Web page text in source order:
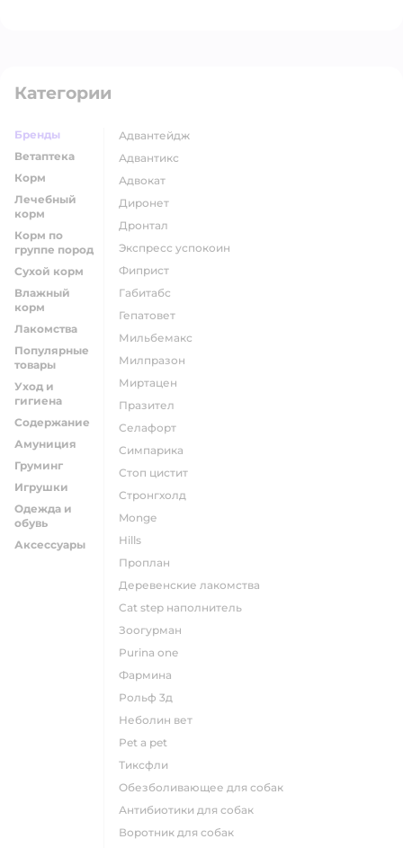
Категории
Бренды
Ветаптека
Корм
Лечебный
корм
Корм по
группе пород
Сухой корм
Влажный
корм
Лакомства
Популярные
товары
Уход и
гигиена
Содержание
Амуниция
Груминг
Игрушки
Одежда и
обувь
Аксессуары
адвантейдж
адвантикс
адвокат
диронет
дронтал
экспресс успокоин
фиприст
габитабс
гепатовет
мильбемакс
милпразон
миртацен
празител
селафорт
симпарика
стоп цистит
стронгхолд
monge
hills
проплан
деревенские лакомства
cat step наполнитель
зоогурман
purina one
фармина
рольф 3д
неболин вет
pet a pet
тиксфли
обезболивающее для собак
антибиотики для собак
воротник для собак